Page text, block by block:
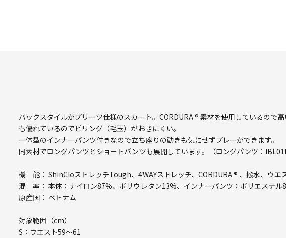
バックスタイルがプリーツ仕様のスカート。CORDURA ® 素材を使用しているので
も優れているのでピリング（毛玉）がおきにくい。
一体型のインナーパンツ付きなので立ち座りの動きも気にせずプレーができます。
同素材でロングパンツとショートパンツも展開しています。（ロングパンツ：
機 能： ShinCloストレッチTough、4WAYストレッチ、CORDURA ® 、撥水、ウエ
混 率： 本体：ナイロン87%、ポリウレタン13%、インナーパンツ：ポリエステル
原産国： ベトナム
対象範囲（cm）
S：ウエスト59～61